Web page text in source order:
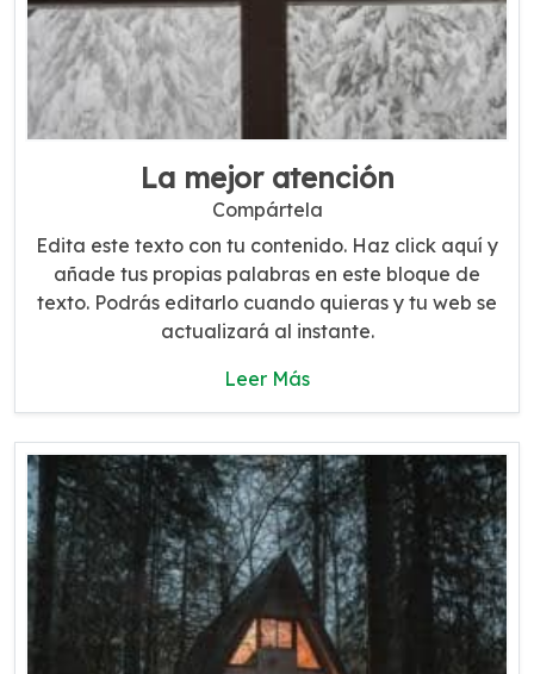
La mejor atención
Compártela
Edita este texto con tu contenido. Haz click aquí y
añade tus propias palabras en este bloque de
texto. Podrás editarlo cuando quieras y tu web se
actualizará al instante.
Leer Más